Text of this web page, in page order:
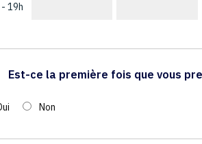
19h
Est-ce la première fois que vous
Non